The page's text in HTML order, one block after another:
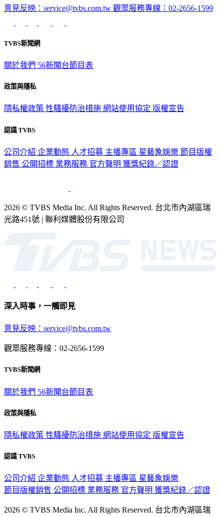
意見反映：service@tvbs.com.tw 觀眾服務專線：02-2656-1599
TVBS新聞網
關於我們 56新聞台節目表
政策與隱私
隱私權政策 性騷擾防治措施 網站使用協定 版權宣告
認識 TVBS
公司介紹 企業動態 人才招募 主播專區 星藝象娛樂 節目版權
銷售 公開招標 業務服務 官方聲明 獲獎紀錄／認證
2026 © TVBS Media Inc. All Rights Reserved. 台北市內湖區瑞
光路451號 | 聯利媒體股份有限公司
深入時事，一觸即見
意見反映：service@tvbs.com.tw
觀眾服務專線：02-2656-1599
TVBS新聞網
關於我們 56新聞台節目表
政策與隱私
隱私權政策 性騷擾防治措施 網站使用協定 版權宣告
認識 TVBS
公司介紹 企業動態 人才招募 主播專區 星藝象娛樂
節目版權銷售 公開招標 業務服務 官方聲明 獲獎紀錄／認證
2026 © TVBS Media Inc. All Rights Reserved. 台北市內湖區瑞